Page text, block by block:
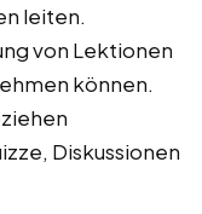
leiten.
von Lektionen
können.
Diskussionen